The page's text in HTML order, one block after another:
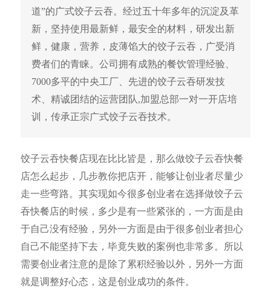
道”的广式饺子云吞。经过五十年多年的沉淀及革
新，坚持使用最新鲜，最安全的材料，研发出新
鲜，健康，营养，皮薄馅大的饺子云吞，广受消
费者们的青睐。公司拥有成熟的餐饮管理经验、
7000多平的中央工厂、先进的饺子云吞研发技
术、精诚团结的运营团队,加盟总部一对一开店培
训，传承正宗广式饺子云吞技术。
饺子云吞快餐店现在比比皆是，那么做饺子云吞快餐
店怎么起步，几步教你把店开，能够让创业者尽量少
走一些弯路。其实现如今很多创业者在选择做饺子云
吞快餐店的时候，多少是有一些紧张的，一方面是由
于自己没有经验，另外一方面是由于很多创业者担心
自己不能坚持下去，毕竟失败的案例也非常多。所以
需要创业者注意的是除了累积经验以外，另外一方面
就是调整好心态，这是创业成功的条件。